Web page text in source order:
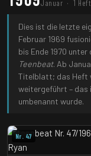
Januar · 1 Heft
Dies ist die letzte
Februar 1969
bis Ende 1970 unter
Teenbeat. Ab
Titelblatt; das Heft
weitergeführt – das
umbenannt wurde.
Nr. 47